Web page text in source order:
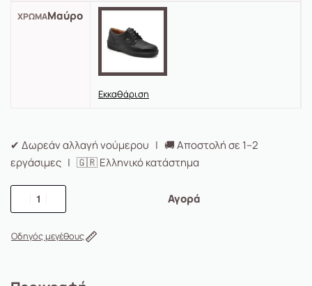
ΧΡΏΜΑΜαύρο
Εκκαθάριση
✔ Δωρεάν αλλαγή νούμερου | 🚚 Αποστολή σε 1–2
εργάσιμες | 🇬🇷 Ελληνικό κατάστημα
Αγορά
Οδηγός μεγέθους